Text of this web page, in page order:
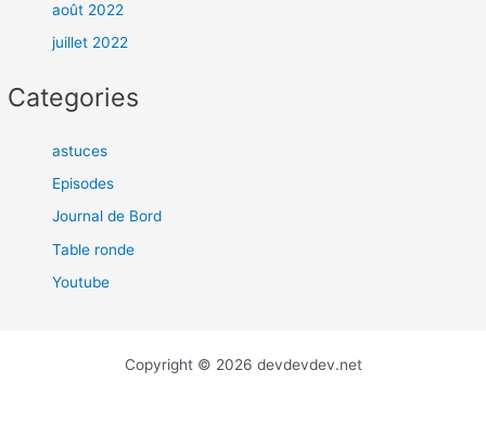
août 2022
juillet 2022
Categories
astuces
Episodes
Journal de Bord
Table ronde
Youtube
Copyright © 2026 devdevdev.net